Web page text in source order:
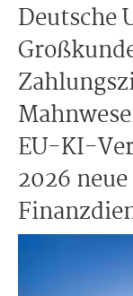
Deutsche
EU-KI-
2026